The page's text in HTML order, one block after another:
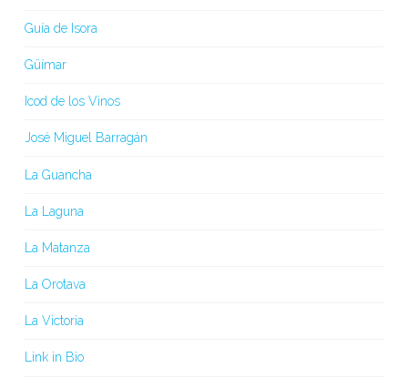
Guía de Isora
Güímar
Icod de los Vinos
José Miguel Barragán
La Guancha
La Laguna
La Matanza
La Orotava
La Victoria
Link in Bio